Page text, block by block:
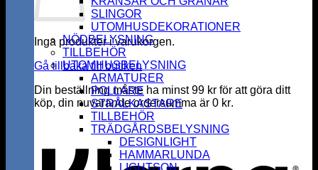
Inga produkter i varukorgen.
Gå tillbaka till butiken
Din beställning måste ha minst99 kr för att göra ditt
köp, din nuvarande ordersumma är 0 kr.
SLINGOR
UTOMHUSDEKORATIONER
NÖDBELYSNING
TILLBEHÖR
UTOMHUSBELYSNING
ARMATURER
POLLARE
STRÅLKASTARE
TILLBEHÖR
TRÄDGÅRDSBELYSNING
DESIGNLIGHT
HAMMARLUNDA
LIGHTSON